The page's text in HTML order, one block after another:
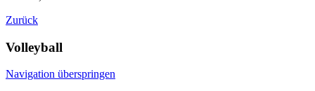
Zurück
Volleyball
Navigation überspringen